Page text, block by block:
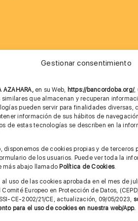
Gestionar consentimiento
AZAHARA, en su Web, https://bancordoba.org/,
que almacenan y recuperan
pueden servir para finalidades diversas,
información de sus hábitos de
de estas tecnologías se describen en la
disponemos de cookies propias y de terceros
de los usuarios. Puede ver toda la
más abajo llamado Política de Cookies.
al uso de las cookies aprobada en el mes de
Europeo en Protección de Datos,
CE-2002/21/CE, actualización, 09/05/2023,
para el uso de cookies en nuestra web/App.
Imagen corporativa
Cita previa FAGA
Condiciones de Uso Web